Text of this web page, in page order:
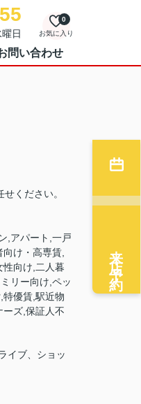
日 お気に入り
0
問い合わせ
ください。
,アパート,一戸
け・高専賃,
向け,二人暮
リー向け,ペッ
特優賃,駅近物
ズ,保証人不
イブ、ショッ
来店予約